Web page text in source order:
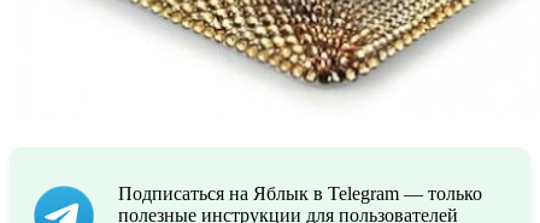
Подписаться на Яблык в Telegram — только
полезные инструкции для пользователей